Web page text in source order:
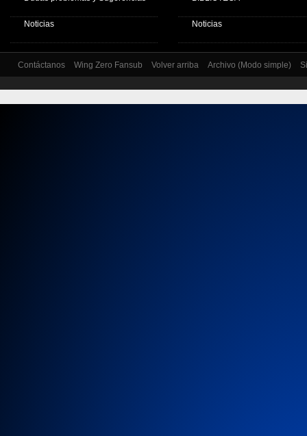
Noticias Noticias
Contáctanos Wing Zero Fansub Volver arriba Archivo (Modo simple)